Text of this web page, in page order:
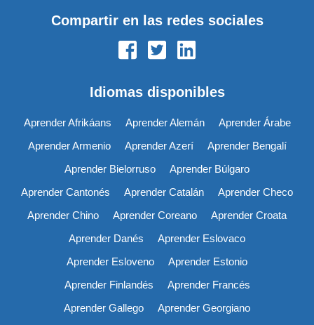
Compartir en las redes sociales
Idiomas disponibles
Aprender Afrikáans Aprender Alemán
Aprender Árabe
Aprender Armenio
Aprender Azerí
Aprender Bengalí
Aprender Bielorruso
Aprender Búlgaro
Aprender Cantonés
Aprender Catalán
Aprender Checo
Aprender Chino
Aprender Coreano
Aprender Croata
Aprender Danés
Aprender Eslovaco
Aprender Esloveno
Aprender Estonio
Aprender Finlandés
Aprender Francés
Aprender Gallego
Aprender Georgiano